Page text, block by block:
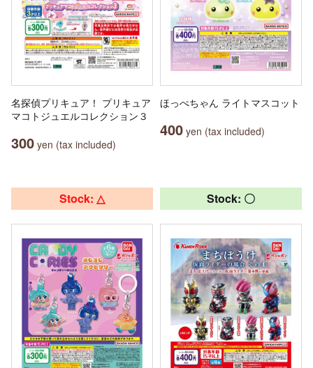
名探偵プリキュア！ プリキュア
マコトジュエルコレクション３
300 yen (tax included)
ほっぺちゃん ライトマスコット
400 yen (tax included)
Stock: △ Stock: 〇